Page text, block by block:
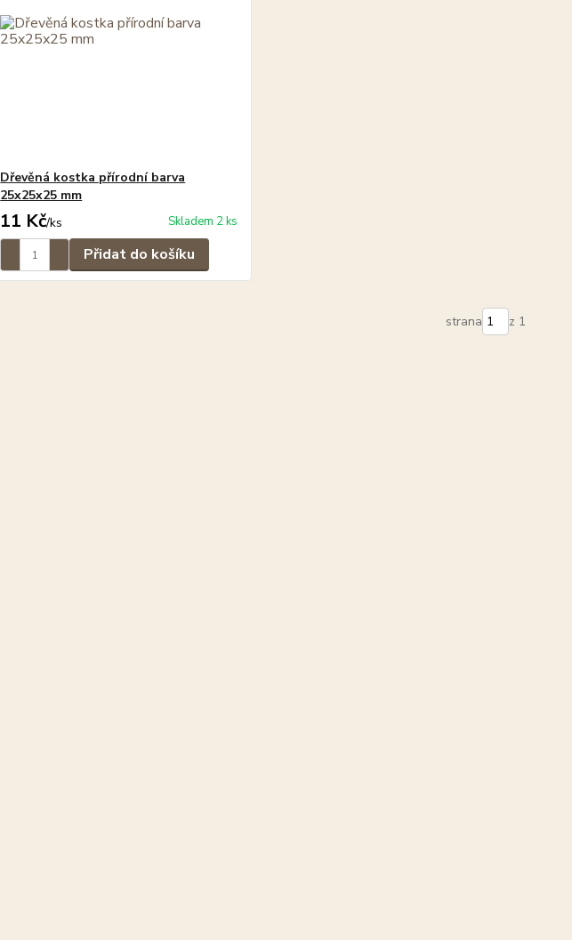
Dřevěná kostka přírodní barva
25x25x25 mm
11 Kč/ks Skladem 2 ks
Přidat do košíku
strana z 1